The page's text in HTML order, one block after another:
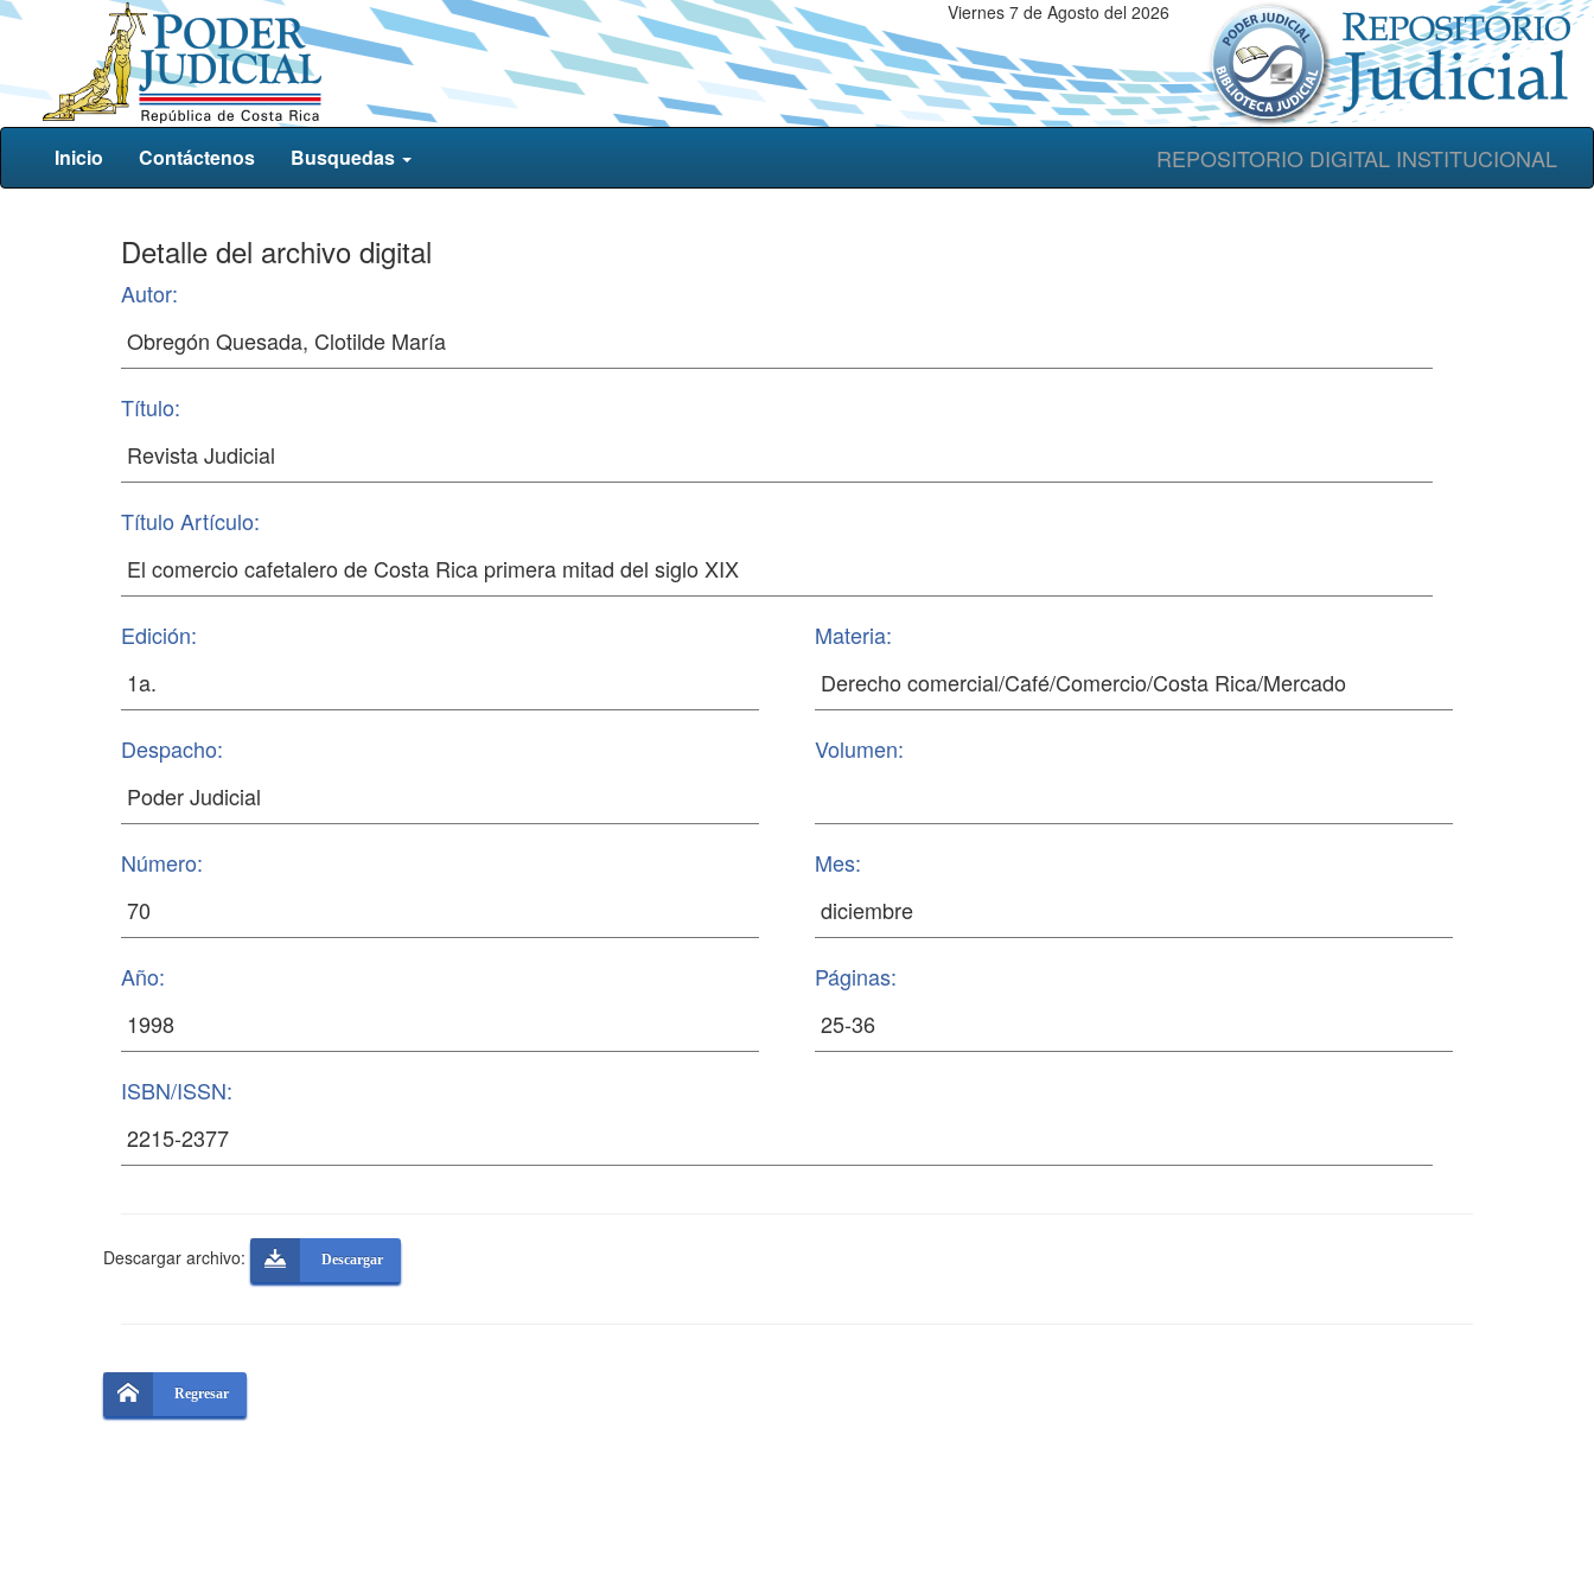
Viernes 7 de Agosto del 2026
REPOSITORIO DIGITAL INSTITUCIONAL
Inicio Contáctenos Busquedas
Detalle del archivo digital
Autor:
Título:
Título Artículo:
Edición: Materia:
Despacho: Volumen:
Número: Mes:
Año: Páginas:
ISBN/ISSN:
Descargar archivo: Descargar
Regresar